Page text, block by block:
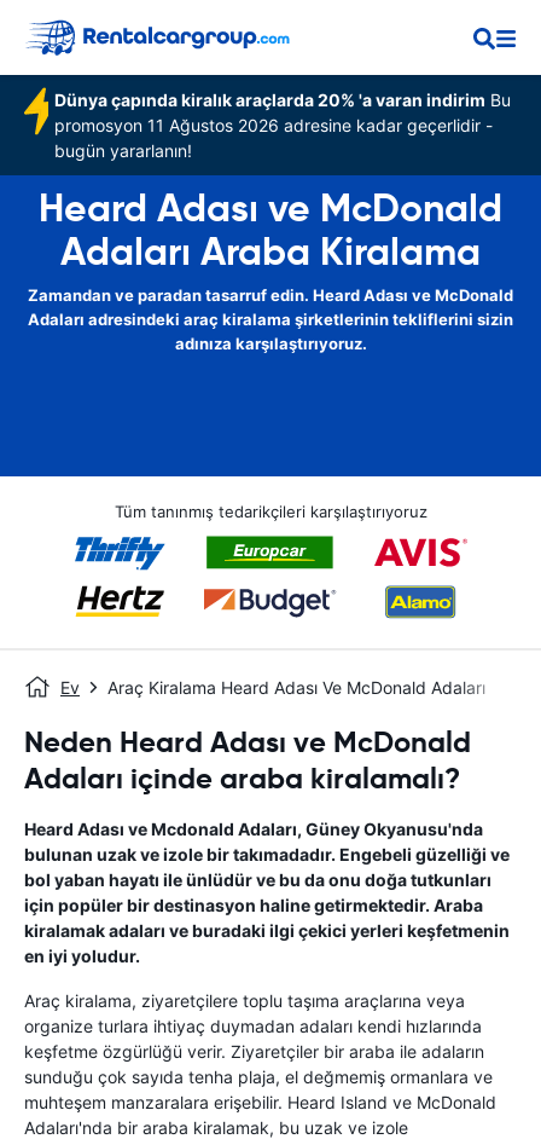
Dünya çapında kiralık araçlarda 20% 'a varan indirim Bu
promosyon 11 Ağustos 2026 adresine kadar geçerlidir -
bugün yararlanın!
Heard Adası ve McDonald
Adaları Araba Kiralama
Zamandan ve paradan tasarruf edin. Heard Adası ve McDonald
Adaları adresindeki araç kiralama şirketlerinin tekliflerini sizin
adınıza karşılaştırıyoruz.
Tüm tanınmış tedarikçileri karşılaştırıyoruz
Ev Araç Kiralama Heard Adası Ve McDonald Adaları
Neden Heard Adası ve McDonald
Adaları içinde araba kiralamalı?
Heard Adası ve Mcdonald Adaları, Güney Okyanusu'nda
bulunan uzak ve izole bir takımadadır. Engebeli güzelliği ve
bol yaban hayatı ile ünlüdür ve bu da onu doğa tutkunları
için popüler bir destinasyon haline getirmektedir. Araba
kiralamak adaları ve buradaki ilgi çekici yerleri keşfetmenin
en iyi yoludur.
Araç kiralama, ziyaretçilere toplu taşıma araçlarına veya
organize turlara ihtiyaç duymadan adaları kendi hızlarında
keşfetme özgürlüğü verir. Ziyaretçiler bir araba ile adaların
sunduğu çok sayıda tenha plaja, el değmemiş ormanlara ve
muhteşem manzaralara erişebilir. Heard Island ve McDonald
Adaları'nda bir araba kiralamak, bu uzak ve izole